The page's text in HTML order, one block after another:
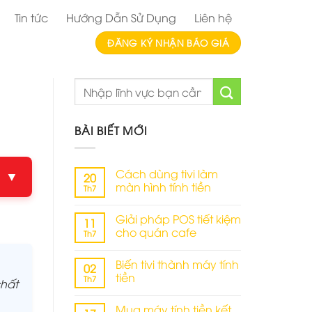
Tin tức Hướng Dẫn Sử Dụng Liên hệ
ĐĂNG KÝ NHẬN BÁO GIÁ
▼
BÀI BIẾT MỚI
20
Th7
Cách dùng tivi làm
màn hình tính tiền
bình
luận
ở
tivi
làm
màn
tiền
11
Th7
Giải pháp POS tiết kiệm
cho quán cafe
bình
luận
ở
POS
02
Th7
Biến tivi thành máy tính
tiền
Mua máy tính tiền kết